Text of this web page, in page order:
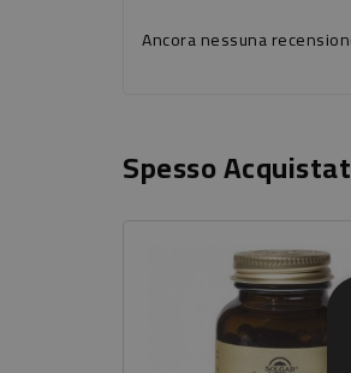
Ancora nessuna
Spesso